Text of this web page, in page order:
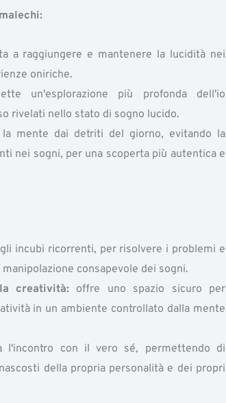
a raggiungere e mantenere la lucidità nei
oniriche.
un'esplorazione più profonda dell'io
rivelati nello stato di sogno lucido.
la mente dai detriti del giorno, evitando la
nei sogni, per una scoperta più autentica e
incubi ricorrenti, per risolvere i problemi e
consapevole dei sogni.
creatività: offre uno spazio sicuro per
in un ambiente controllato dalla mente
l'incontro con il vero sé, permettendo di
della propria personalità e dei propri